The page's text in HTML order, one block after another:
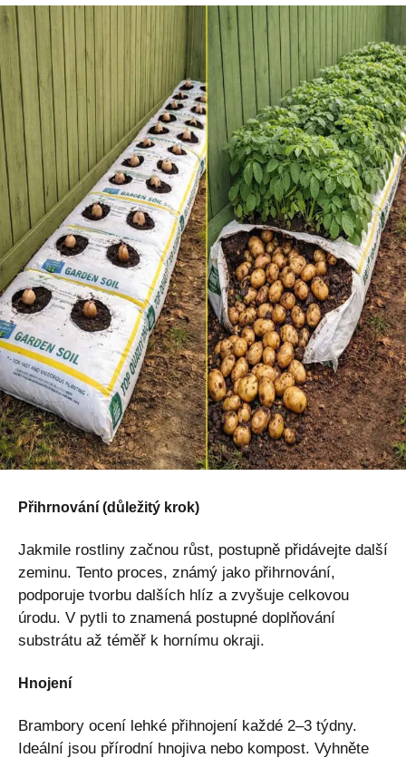
Přihrnování (důležitý krok)
Jakmile rostliny začnou růst, postupně přidávejte další
zeminu. Tento proces, známý jako přihrnování,
podporuje tvorbu dalších hlíz a zvyšuje celkovou
úrodu. V pytli to znamená postupné doplňování
substrátu až téměř k hornímu okraji.
Hnojení
Brambory ocení lehké přihnojení každé 2–3 týdny.
Ideální jsou přírodní hnojiva nebo kompost. Vyhněte